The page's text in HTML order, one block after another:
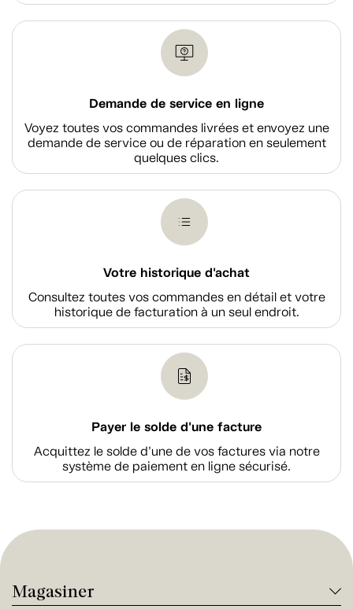
Demande de service en ligne
Voyez toutes vos commandes livrées et envoyez une
demande de service ou de réparation en seulement
quelques clics.
Votre historique d'achat
Consultez toutes vos commandes en détail et votre
historique de facturation à un seul endroit.
Payer le solde d'une facture
Acquittez le solde d’une de vos factures via notre
système de paiement en ligne sécurisé.
Magasiner